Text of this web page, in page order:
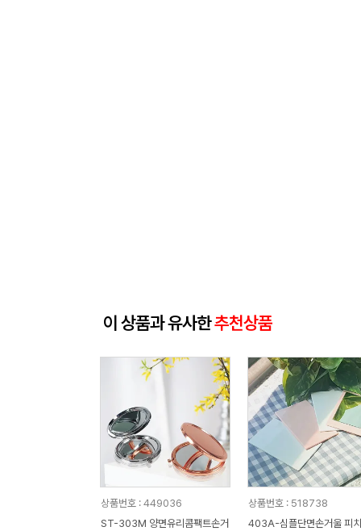
이 상품과 유사한추천상품
상품번호 : 449036
ST-303M 양면유리콤팩트손거
상품번호 : 518738
403A-심플단면손거울 피